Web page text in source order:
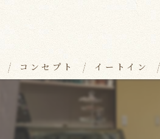
コンセプト イートイン
ランチメニュー
デザート